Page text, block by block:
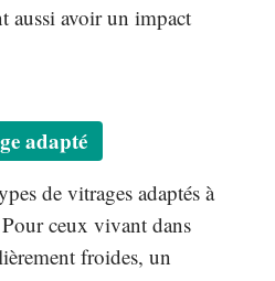
aussi avoir un impact
adapté
de vitrages adaptés à
ceux vivant dans
froides, un